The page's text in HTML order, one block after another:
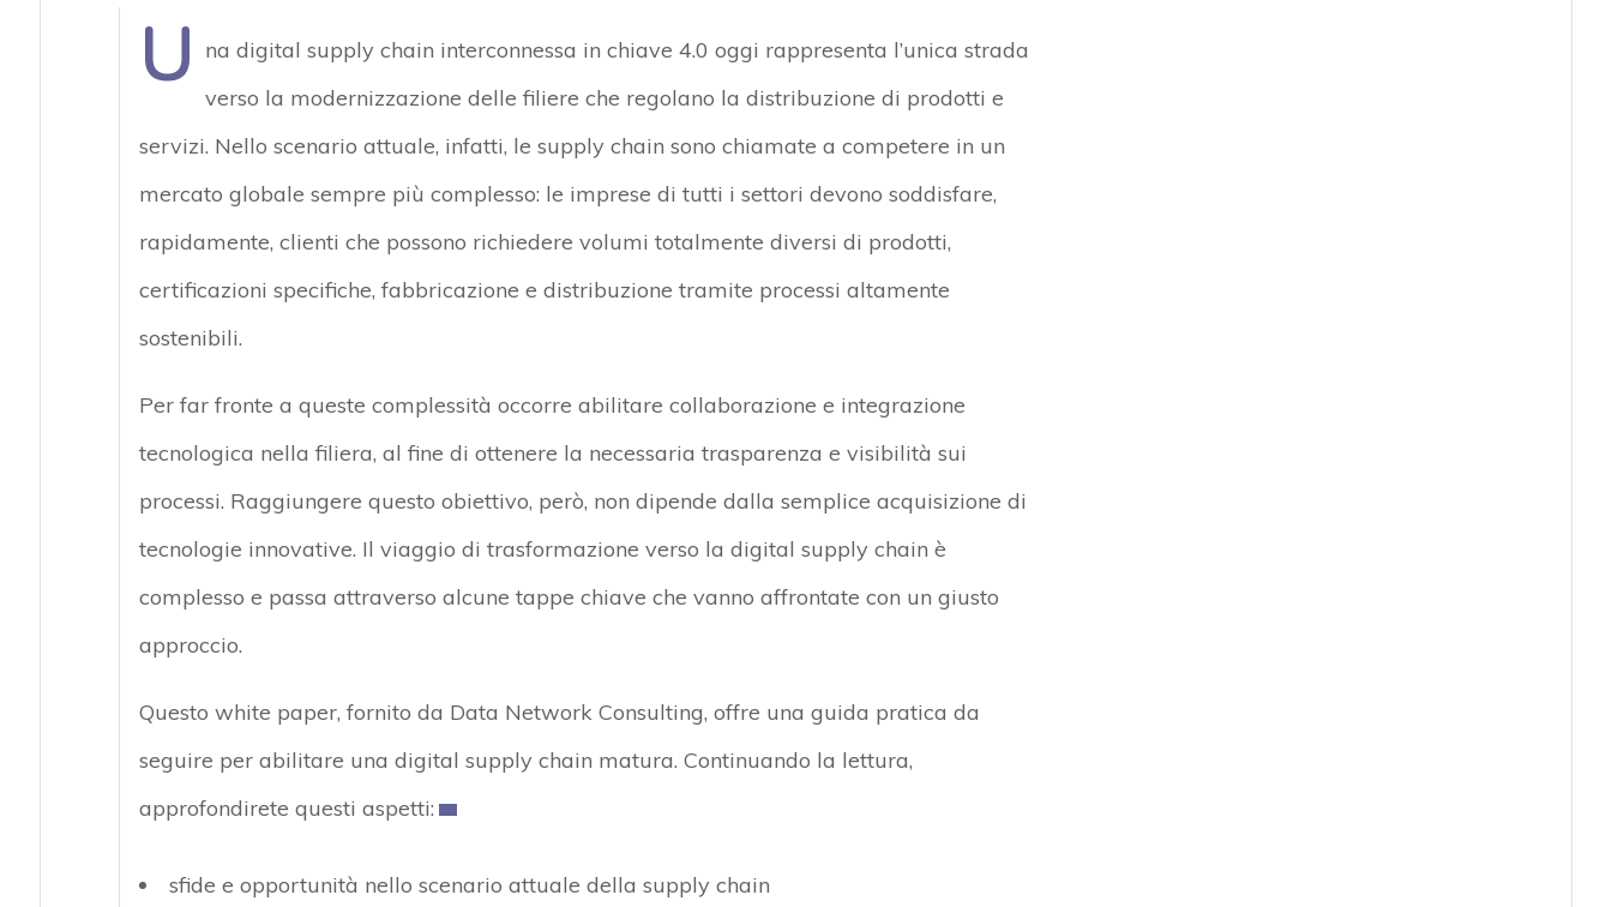
U
na digital supply chain interconnessa in chiave 4.0 oggi rappresenta l’unica strada
verso la modernizzazione delle filiere che regolano la distribuzione di prodotti e
servizi. Nello scenario attuale, infatti, le supply chain sono chiamate a competere in un
mercato globale sempre più complesso: le imprese di tutti i settori devono soddisfare,
rapidamente, clienti che possono richiedere volumi totalmente diversi di prodotti,
certificazioni specifiche, fabbricazione e distribuzione tramite processi altamente
sostenibili.
Per far fronte a queste complessità occorre abilitare collaborazione e integrazione
tecnologica nella filiera, al fine di ottenere la necessaria trasparenza e visibilità sui
processi. Raggiungere questo obiettivo, però, non dipende dalla semplice acquisizione di
tecnologie innovative. Il viaggio di trasformazione verso la digital supply chain è
complesso e passa attraverso alcune tappe chiave che vanno affrontate con un giusto
approccio.
Questo white paper, fornito da Data Network Consulting, offre una guida pratica da
seguire per abilitare una digital supply chain matura. Continuando la lettura,
approfondirete questi aspetti:
sfide e opportunità nello scenario attuale della supply chain